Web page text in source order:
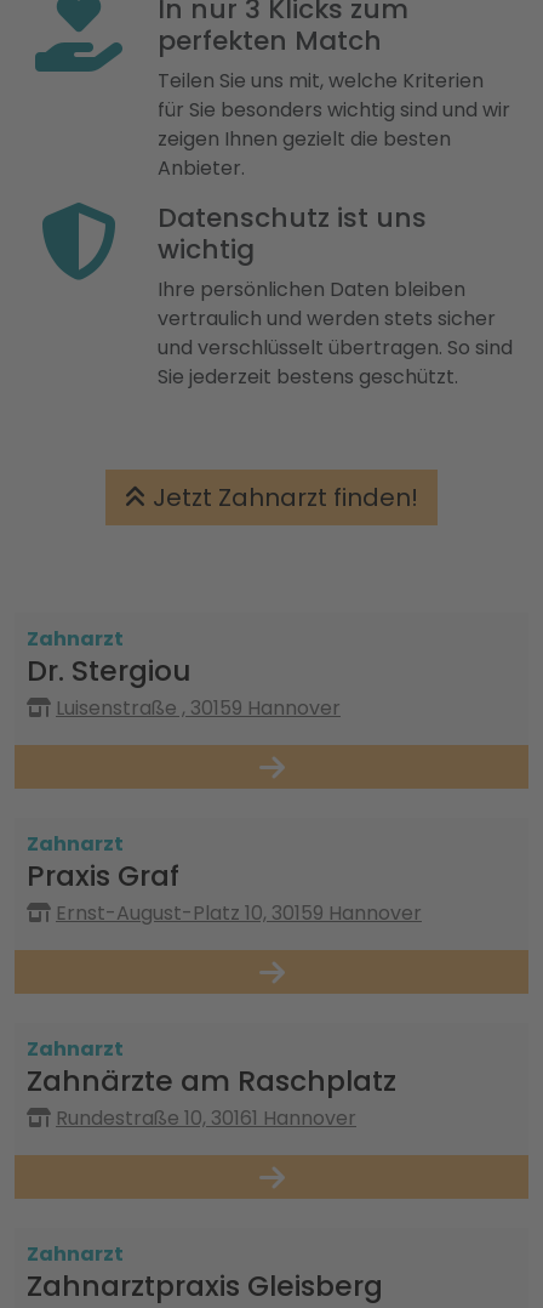
In nur 3 Klicks zum
perfekten Match
Teilen Sie uns mit, welche Kriterien
für Sie besonders wichtig sind und wir
zeigen Ihnen gezielt die besten
Anbieter.
Datenschutz ist uns
wichtig
Ihre persönlichen Daten bleiben
vertraulich und werden stets sicher
und verschlüsselt übertragen. So sind
Sie jederzeit bestens geschützt.
Jetzt Zahnarzt finden!
Zahnarzt
Dr. Stergiou
Luisenstraße , 30159 Hannover
Zahnarzt
Praxis Graf
Ernst-August-Platz 10, 30159 Hannover
Zahnarzt
Zahnärzte am Raschplatz
Rundestraße 10, 30161 Hannover
Zahnarzt
Zahnarztpraxis Gleisberg